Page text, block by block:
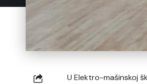
U Elektro-mašinskoj